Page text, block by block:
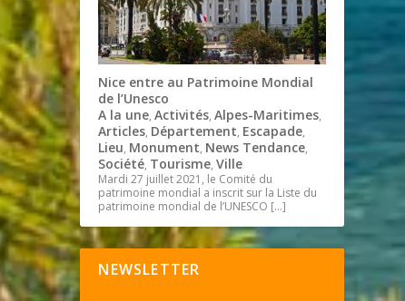
Nice entre au Patrimoine Mondial
de l’Unesco
A la une,Activités,Alpes-Maritimes,
Articles, Département, Escapade,
Lieu, Monument, News Tendance,
Société, Tourisme,Ville
Mardi 27 juillet 2021, le Comité du
patrimoine mondial a inscrit sur la Liste du
patrimoine mondial de l’UNESCO […]
NEWSLETTER